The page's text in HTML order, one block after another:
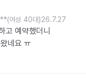
여성 40대)26.7.27
고 예약했더니
네요 ㅠ